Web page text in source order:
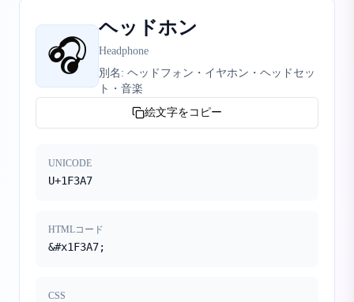
🎧
ヘッドホン
Headphone
別名: ヘッドフォン・イヤホン・ヘッドセッ
ト・音楽
絵文字をコピー
UNICODE
U+1F3A7
HTMLコード
&#x1F3A7;
CSS